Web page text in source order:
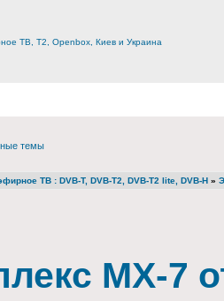
темы
ТВ : DVB-T, DVB-T2, DVB-T2 lite, DVB-H »
МХ-7